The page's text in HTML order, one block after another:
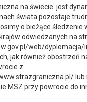
na świecie jest
świata pozostaje
o bieżące śledzenie
odwiedzanych na
web/dyplomacja/
jak również obostrzeń
z
lub
MSZ przy powrocie do